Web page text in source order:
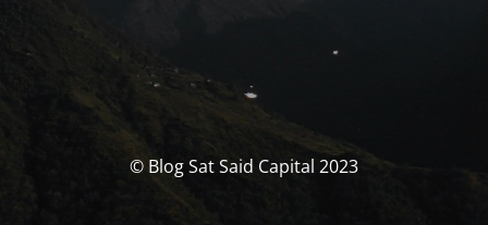
© Blog Sat Said Capital 2023